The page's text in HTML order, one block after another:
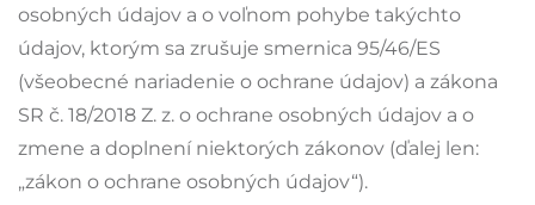
osobných údajov a o voľnom pohybe takýchto
údajov, ktorým sa zrušuje smernica 95/46/ES
(všeobecné nariadenie o ochrane údajov) a zákona
SR č. 18/2018 Z. z. o ochrane osobných údajov a o
zmene a doplnení niektorých zákonov (ďalej len:
„zákon o ochrane osobných údajov“).